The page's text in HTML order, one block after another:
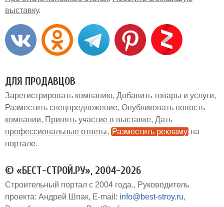
выставку
ДЛЯ ПРОДАВЦОВ
Зарегистрировать компанию Добавить товары и услуги
Разместить спецпредложение Опубликовать новость
компании
Принять участие в выставке Дать
профессиональные ответы
Разместить рекламу на
портале
© «БЕСТ-СТРОЙ.РУ», 2004-2026
Строительный портал с 2004 года.
Руководитель
проекта: Андрей Шпак E-mail: info@best-stroy.ru